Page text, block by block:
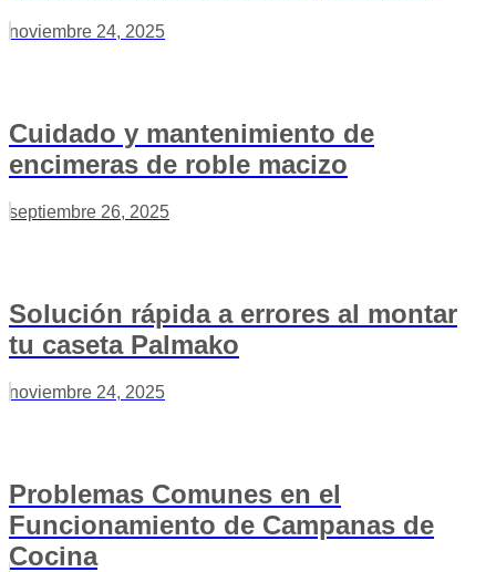
noviembre 24, 2025
Cuidado y mantenimiento de
encimeras de roble macizo
septiembre 26, 2025
Solución rápida a errores al montar
tu caseta Palmako
noviembre 24, 2025
Problemas Comunes en el
Funcionamiento de Campanas de
Cocina